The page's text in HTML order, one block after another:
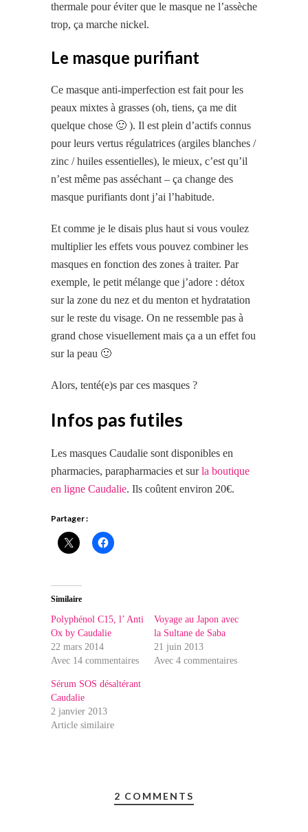
thermale pour éviter que le masque ne l’assèche
trop, ça marche nickel.
Le masque purifiant
Ce masque anti-imperfection est fait pour les
peaux mixtes à grasses (oh, tiens, ça me dit
quelque chose 🙂 ). Il est plein d’actifs connus
pour leurs vertus régulatrices (argiles blanches /
zinc / huiles essentielles), le mieux, c’est qu’il
n’est même pas asséchant – ça change des
masque purifiants dont j’ai l’habitude.
Et comme je le disais plus haut si vous voulez
multiplier les effets vous pouvez combiner les
masques en fonction des zones à traiter. Par
exemple, le petit mélange que j’adore : détox
sur la zone du nez et du menton et hydratation
sur le reste du visage. On ne ressemble pas à
grand chose visuellement mais ça a un effet fou
sur la peau 🙂
Alors, tenté(e)s par ces masques ?
Infos pas futiles
Les masques Caudalie sont disponibles en
pharmacies, parapharmacies et surla boutique
en ligne Caudalie. Ils coûtent environ 20€.
Partager :
Similaire
Polyphénol C15, l’ Anti
Ox by Caudalie
22 mars 2014
Avec 14 commentaires
Voyage au Japon avec
la Sultane de Saba
21 juin 2013
Avec 4 commentaires
Sérum SOS désaltérant
Caudalie
2 janvier 2013
Article similaire
2 COMMENTS